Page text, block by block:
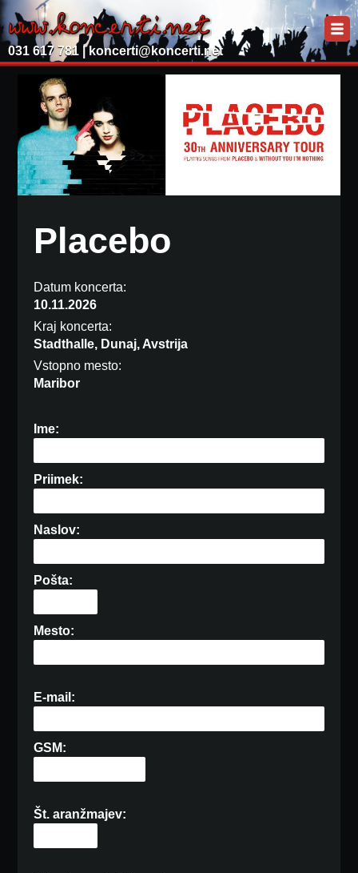
031 617 781 | koncerti@koncerti.net
Placebo
Datum koncerta:
10.11.2026
Kraj koncerta:
Stadthalle, Dunaj, Avstrija
Vstopno mesto:
Maribor
Ime:
Priimek:
Naslov:
Pošta:
Mesto:
E-mail:
GSM:
Št. aranžmajev: